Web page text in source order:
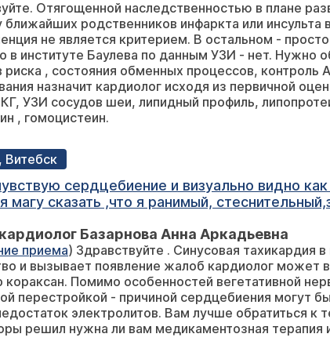
делали в 2023 году. В заключении: Нарушение хода ПА с обеих сторон.
С-образная извитость ВСА справа без
миокарда ЛЖ сохранена. Зон асинергии
сосудистых осложнений является
кардиологу. Необходимости обследовать
по данным УЗИ - нет. Нужно обычное обследование у кардиолога. оценка реальных
подбор лечебно-профилактической терапии.
кардиолог исходя из первичной оценки пациентки. для
профиль, липопротеин ( а ) , креатинин. мочевая кислота гликированный
, гомоцистеин.
Витебск
сердцебиение и визуально видно
магу сказать ,что я ранимый,
и проснусь появляется ощущение ,что
то громко говорит у меня сердце
тахикардия и пульс бьётся всегда ближе к
Базарнова Анна Аркадьевна
приема) Здравствуйте . Синусовая тахикардия в вашем
и вызывает появление жалоб кардиолог может временно
особенностей вегетативной нервной системы, как врожденных, так и связанных с
- причиной сердцебиения могут быть и другие факторы :